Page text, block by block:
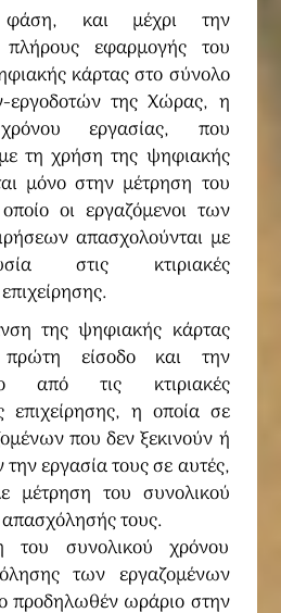
και μέχρι την
εφαρμογής του
κάρτας στο σύνολο
εργοδοτών της Χώρας, η
εργασίας, που
με τη χρήση της ψηφιακής
μόνο στην μέτρηση του
οι εργαζόμενοι των
απασχολούνται με
στις κτιριακές
της ψηφιακής κάρτας
πρώτη είσοδο και την
από τις κτιριακές
επιχείρησης, η οποία σε
που δεν ξεκινούν ή
εργασία τους σε αυτές,
μέτρηση του συνολικού
τους.
του συνολικού χρόνου
των εργαζομένων
προδηλωθέν ωράριο στην